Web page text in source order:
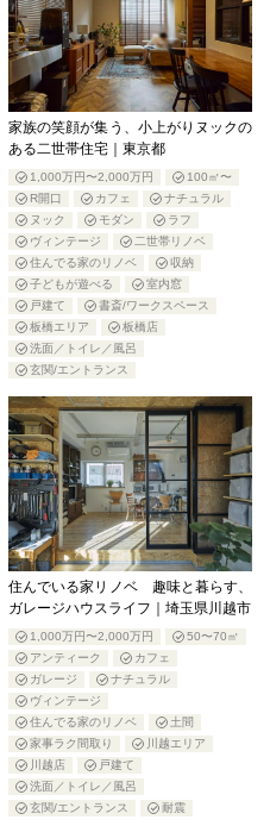
家族の笑顔が集う、小上がりヌックの
ある二世帯住宅｜東京都
1,000万円〜2,000万円
100㎡〜
R開口
カフェ
ナチュラル
ヌック
モダン
ラフ
ヴィンテージ
二世帯リノベ
住んでる家のリノベ
収納
子どもが遊べる
室内窓
戸建て
書斎/ワークスペース
板橋エリア
板橋店
洗面／トイレ／風呂
玄関/エントランス
住んでいる家リノベ 趣味と暮らす、
ガレージハウスライフ｜埼玉県川越市
1,000万円〜2,000万円
50〜70㎡
アンティーク
カフェ
ガレージ
ナチュラル
ヴィンテージ
住んでる家のリノベ
土間
家事ラク間取り
川越エリア
川越店
戸建て
洗面／トイレ／風呂
玄関/エントランス
耐震